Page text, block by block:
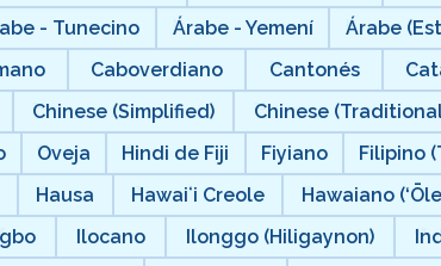
- Tunecino Árabe - Yemení Árabe
Caboverdiano Cantonés
Chinese (Simplified) Chinese
Oveja Hindi de Fiji Fiyiano Filipino
Hausa Hawaiʻi Creole Hawaiano
Igbo Ilocano Ilonggo (Hiligaynon)